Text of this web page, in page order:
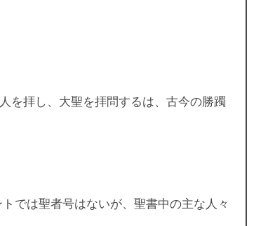
を拝し、大聖を拝問するは、古今の勝躅
では聖者号はないが、聖書中の主な人々